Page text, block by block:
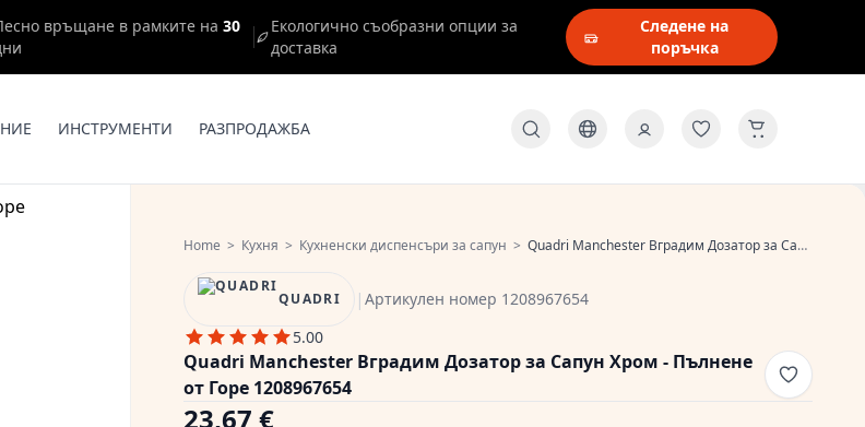
връщане в рамките на 30
Екологично съобразни опции за
доставка
Следене на
поръчка
ИНСТРУМЕНТИ РАЗПРОДАЖБА
Home > Кухня > Кухненски диспенсъри за сапун > Quadri Manchester Вградим Дозатор за Сапун Хром - Пълнене от Горе 1208967654
QUADRI |Артикулен номер 1208967654
5.00
Quadri Manchester Вградим Дозатор за Сапун Хром - Пълнене
от Горе 1208967654
23,67 €